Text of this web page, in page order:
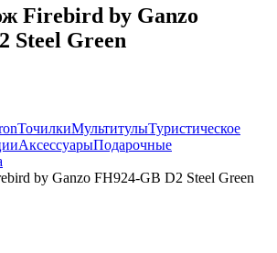
Firebird by Ganzo
Steel Green
ТочилкиМультитулыТуристическое
АксессуарыПодарочные
by Ganzo FH924-GB D2 Steel Green